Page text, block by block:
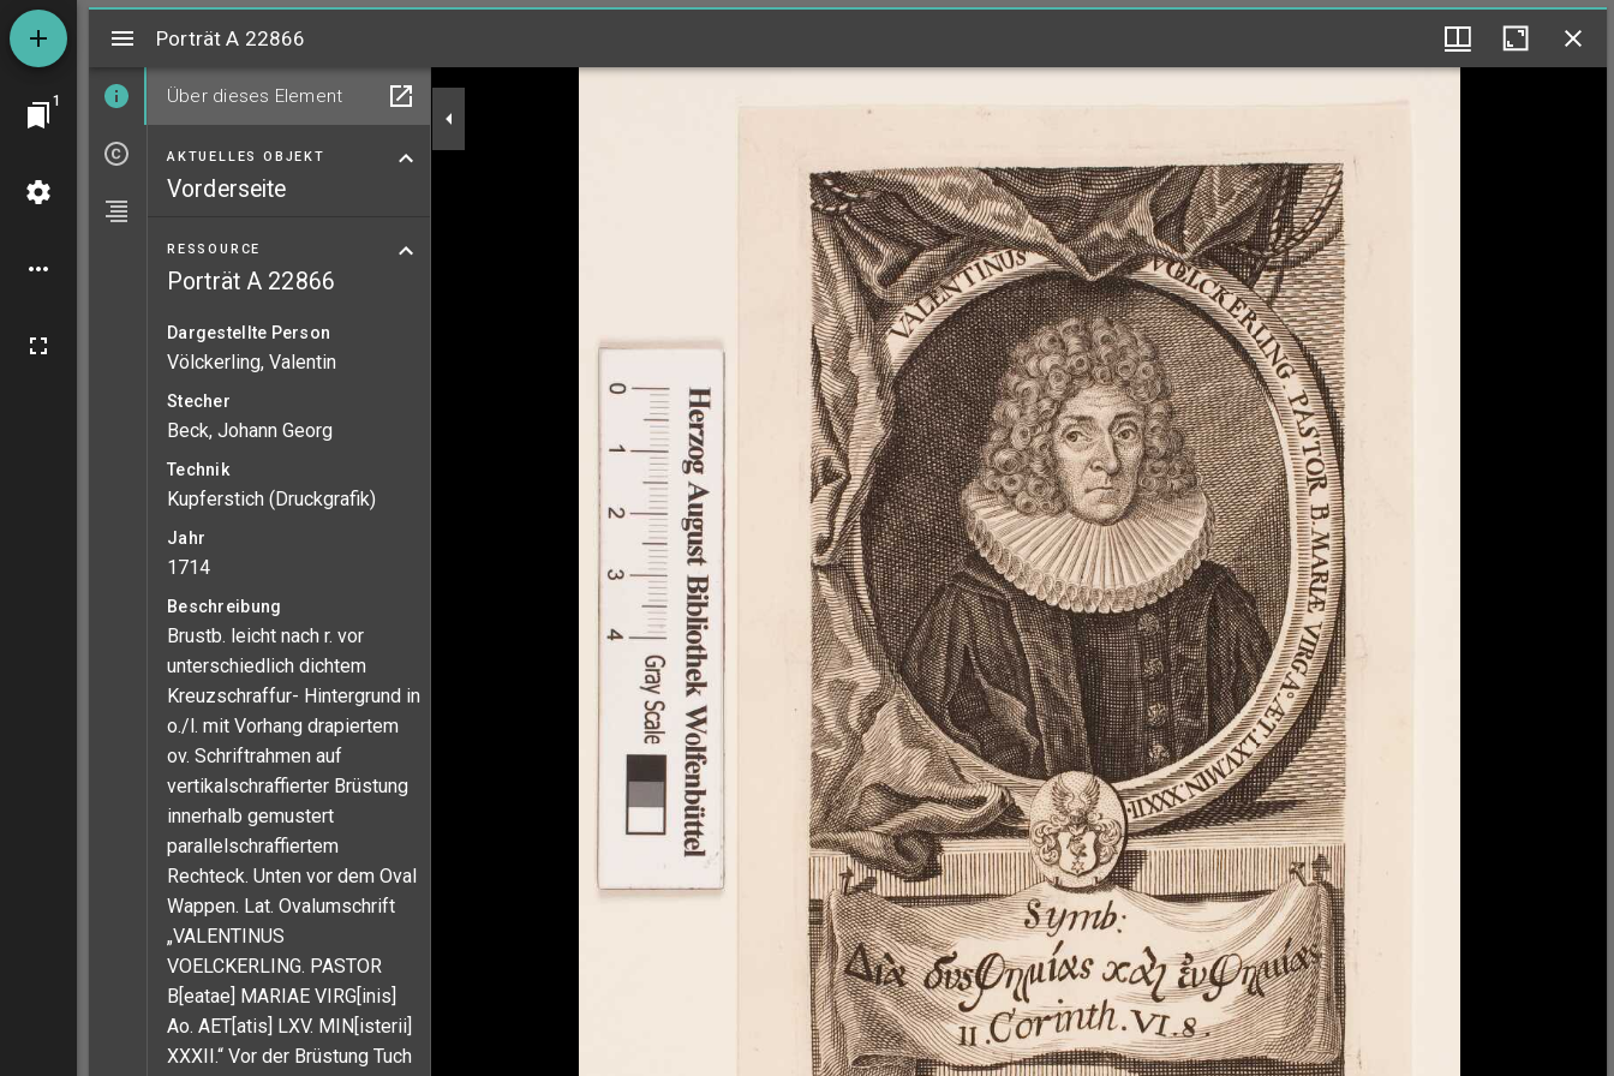
1
MiradorPorträt A 22866
Über dieses Element
AKTUELLES OBJEKT
Vorderseite
RESSOURCE
Porträt A 22866
Dargestellte Person
Völckerling, Valentin
Stecher
Beck, Johann Georg
Technik
Kupferstich (Druckgrafik)
Jahr
1714
Beschreibung
Brustb. leicht nach r. vor
unterschiedlich dichtem
Kreuzschraffur- Hintergrund in
o./l. mit Vorhang drapiertem
ov. Schriftrahmen auf
vertikalschraffierter Brüstung
innerhalb gemustert
parallelschraffiertem
Rechteck. Unten vor dem Oval
Wappen. Lat. Ovalumschrift
„VALENTINUS
VOELCKERLING. PASTOR
B[eatae] MARIAE VIRG[inis]
Ao. AET[atis] LXV. MIN[isterii]
XXXII.“ Vor der Brüstung Tuch
Porträt A 22866